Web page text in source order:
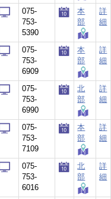
075-
753-
5390
本
部
詳
細
075-
753-
6909
本
部
詳
細
075-
753-
6990
北
部
詳
細
075-
753-
7109
本
部
詳
細
075-
753-
6016
北
部
詳
細